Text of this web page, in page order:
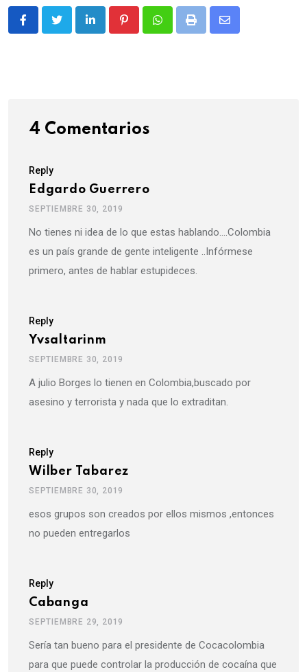
LinkedIn PinterestWhatsappPrint
Share
4 Comentarios
Reply
Edgardo Guerrero
SEPTIEMBRE 30, 2019
No tienes ni idea de lo que estas hablando….Colombia
es un país grande de gente inteligente ..Infórmese
primero, antes de hablar estupideces.
Reply
Yvsaltarinm
SEPTIEMBRE 30, 2019
A julio Borges lo tienen en Colombia,buscado por
asesino y terrorista y nada que lo extraditan.
Reply
Wilber Tabarez
SEPTIEMBRE 30, 2019
esos grupos son creados por ellos mismos ,entonces
no pueden entregarlos
Reply
Cabanga
SEPTIEMBRE 29, 2019
Sería tan bueno para el presidente de Cocacolombia
para que puede controlar la producción de cocaína que